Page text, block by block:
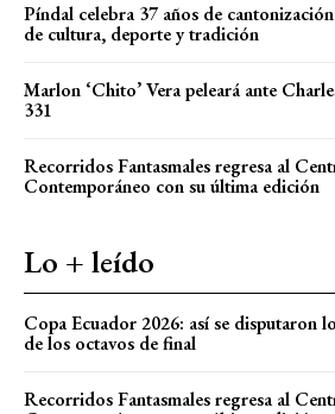
Píndal celebra 37 años de
de cultura, deporte y tradición
Marlon ‘Chito’ Vera peleará ante
331
Recorridos Fantasmales regresa al
Contemporáneo con su última edición
Lo + leído
Copa Ecuador 2026: así se disputaron
de los octavos de final
Recorridos Fantasmales regresa al